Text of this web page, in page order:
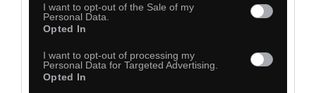
I want to opt-out of the Sale of my
Personal Data.
Opted In
I want to opt-out of processing my
Personal Data for Targeted Advertising.
Opted In